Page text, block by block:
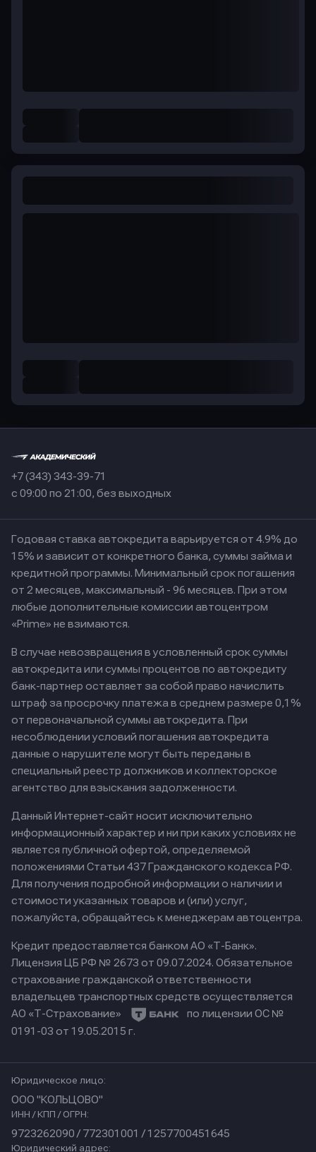
+7 (343) 343-39-71
с 09:00 по 21:00, без выходных
Годовая ставка автокредита варьируется от 4.9% до
15% и зависит от конкретного банка, суммы займа и
кредитной программы. Минимальный срок погашения
от 2 месяцев, максимальный - 96 месяцев. При этом
любые дополнительные комиссии автоцентром
«Prime» не взимаются.
В случае невозвращения в условленный срок суммы
автокредита или суммы процентов по автокредиту
банк-партнер оставляет за собой право начислить
штраф за просрочку платежа в среднем размере 0,1%
от первоначальной суммы автокредита. При
несоблюдении условий погашения автокредита
данные о нарушителе могут быть переданы в
специальный реестр должников и коллекторское
агентство для взыскания задолженности.
Данный Интернет-сайт носит исключительно
информационный характер и ни при каких условиях не
является публичной офертой, определяемой
положениями Статьи 437 Гражданского кодекса РФ.
Для получения подробной информации о наличии и
стоимости указанных товаров и (или) услуг,
пожалуйста, обращайтесь к менеджерам автоцентра.
Кредит предоставляется банком АО «Т-Банк».
Лицензия ЦБ РФ № 2673 от 09.07.2024. Обязательное
страхование гражданской ответственности
владельцев транспортных средств осуществляется
АО «Т-Страхование»
по лицензии ОС №
0191-03 от 19.05.2015 г.
Юридическое лицо:
ООО "КОЛЬЦОВО"
ИНН / КПП / ОГРН:
9723262090 / 772301001 / 1257700451645
Юридический адрес: